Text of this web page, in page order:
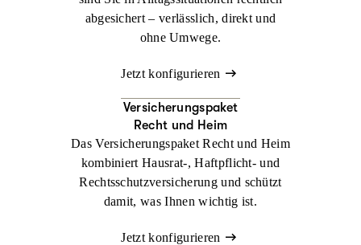
abgesichert – verlässlich, direkt und
ohne Umwege.
Jetzt konfigurieren
Versicherungspaket
Recht und Heim
Das Versicherungspaket Recht und Heim
kombiniert Hausrat-, Haftpflicht- und
Rechtsschutzversicherung und schützt
damit, was Ihnen wichtig ist.
Jetzt konfigurieren